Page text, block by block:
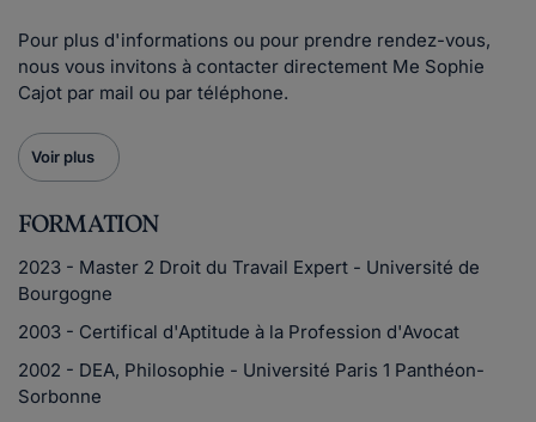
Pour plus d'informations ou pour prendre rendez-vous,
nous vous invitons à contacter directement Me Sophie
Cajot par mail ou par téléphone.
Voir plus
FORMATION
2023 - Master 2 Droit du Travail Expert - Université de
Bourgogne
2003 - Certifical d'Aptitude à la Profession d'Avocat
2002 - DEA, Philosophie - Université Paris 1 Panthéon-
Sorbonne